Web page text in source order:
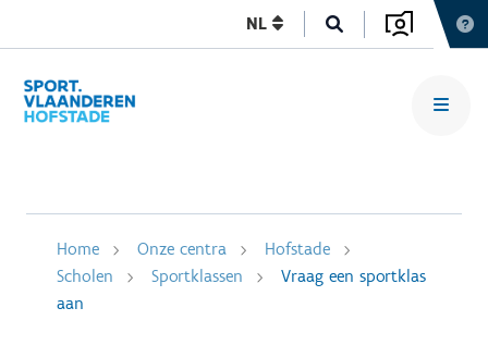
NL
Home Onze centra
Hofstade
Scholen
Sportklassen
Vraag een sportklas
aan